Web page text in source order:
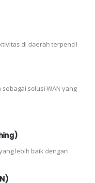
di daerah terpencil
solusi WAN yang
lebih baik dengan